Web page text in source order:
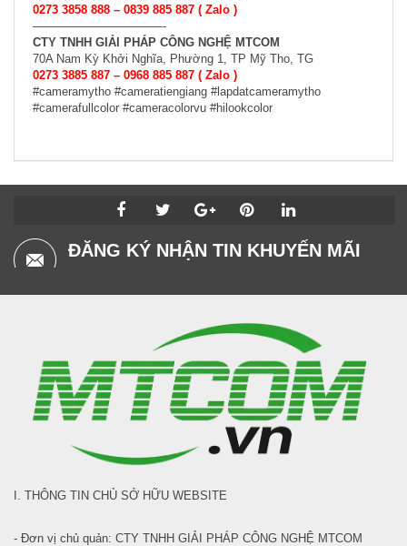
0273 3858 888 – 0839 885 887 ( Zalo )
———————————-
CTY TNHH GIẢI PHÁP CÔNG NGHỆ MTCOM
70A Nam Kỳ Khởi Nghĩa, Phường 1, TP Mỹ Tho, TG
0273 3885 887 – 0968 885 887 ( Zalo )
#cameramytho #cameratiengiang #lapdatcameramytho
#camerafullcolor #cameracolorvu #hilookcolor
ĐĂNG KÝ NHẬN TIN KHUYẾN MÃI
I. THÔNG TIN CHỦ SỞ HỮU WEBSITE
- Đơn vị chủ quản: CTY TNHH GIẢI PHÁP CÔNG NGHỆ MTCOM